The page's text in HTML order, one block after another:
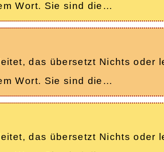
Wort. Sie sind die…
das übersetzt Nichts oder
Wort. Sie sind die…
das übersetzt Nichts oder